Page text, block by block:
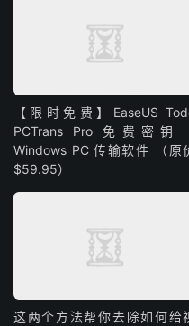
【限时免费】EaseUS
PCTrans Pro 免费密钥
Windows PC 传输软件 （原
$59.95）
这两个方法帮你去除如何给